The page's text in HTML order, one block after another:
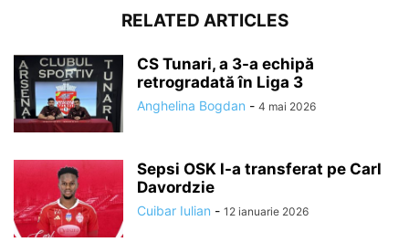
RELATED ARTICLES
CS Tunari, a 3-a echipă
retrogradată în Liga 3
Anghelina Bogdan - 4 mai 2026
Sepsi OSK l-a transferat pe Carl
Davordzie
Cuibar Iulian - 12 ianuarie 2026